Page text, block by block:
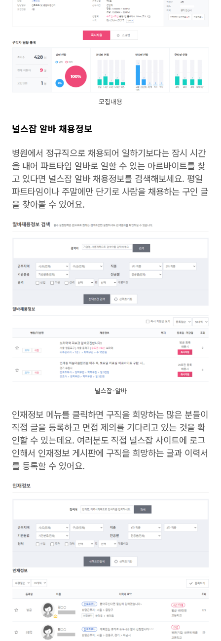
모집내용
널스잡 알바 채용정보
병원에서 정규직으로 채용되어 일하기보다는 잠시 시간
을 내어 파트타임 알바로 일할 수 있는 아르바이트를 찾
고 있다면 널스잡 알바 채용정보를 검색해보세요. 평일
파트타임이나 주말에만 단기로 사람을 채용하는 구인 글
을 찾아볼 수 있어요.
널스잡-알바
인재정보 메뉴를 클릭하면 구직을 희망하는 많은 분들이
직접 글을 등록하고 면접 제의를 기다리고 있는 것을 확
인할 수 있는데요. 여러분도 직접 널스잡 사이트에 로그
인해서 인재정보 게시판에 구직을 희망하는 글과 이력서
를 등록할 수 있어요.